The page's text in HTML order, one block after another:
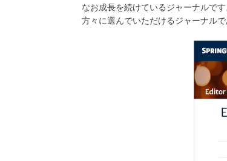
なお成長を続けているジャーナルで
方々に選んでいただけるジャーナル